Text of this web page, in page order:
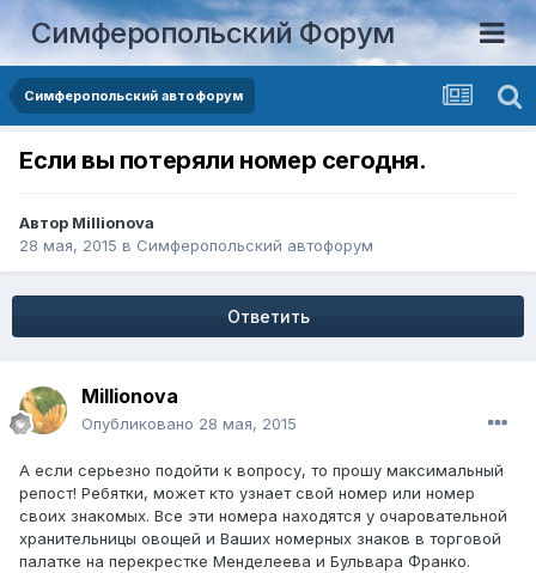
Симферопольский Форум
Симферопольский автофорум
Если вы потеряли номер сегодня.
Автор Millionova
28 мая, 2015 в Симферопольский автофорум
Ответить
Millionova
Опубликовано 28 мая, 2015
А если серьезно подойти к вопросу, то прошу максимальный
репост! Ребятки, может кто узнает свой номер или номер
своих знакомых. Все эти номера находятся у очаровательной
хранительницы овощей и Ваших номерных знаков в торговой
палатке на перекрестке Менделеева и Бульвара Франко.